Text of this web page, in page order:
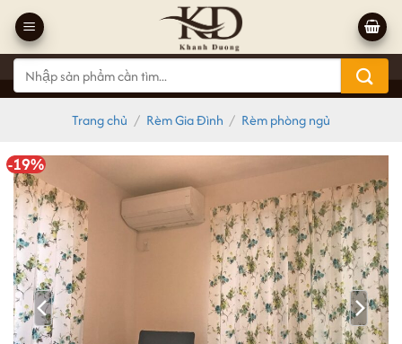
qua
nội
dung
Tìm
kiếm:
Trang chủ / Rèm Gia Đình / Rèm phòng ngủ
-19%